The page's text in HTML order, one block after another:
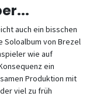
auch ein bisschen
Soloalbum von Brezel
wie auf
ein
Produktion mit
viel zu früh